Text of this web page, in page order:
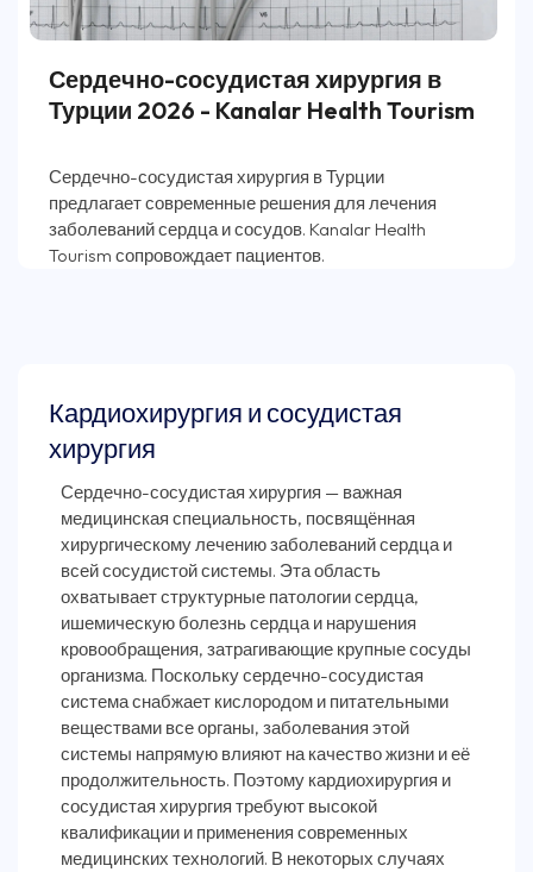
Сердечно-сосудистая хирургия в
Турции 2026 - Kanalar Health Tourism
Сердечно-сосудистая хирургия в Турции
предлагает современные решения для лечения
заболеваний сердца и сосудов. Kanalar Health
Кардиохирургия и сосудистая
хирургия
Сердечно-сосудистая хирургия — важная
медицинская специальность, посвящённая
хирургическому лечению заболеваний сердца и
всей сосудистой системы. Эта область
охватывает структурные патологии сердца,
ишемическую болезнь сердца и нарушения
кровообращения, затрагивающие крупные сосуды
организма. Поскольку сердечно-сосудистая
система снабжает кислородом и питательными
веществами все органы, заболевания этой
системы напрямую влияют на качество жизни и её
продолжительность. Поэтому кардиохирургия и
сосудистая хирургия требуют высокой
квалификации и применения современных
медицинских технологий. В некоторых случаях